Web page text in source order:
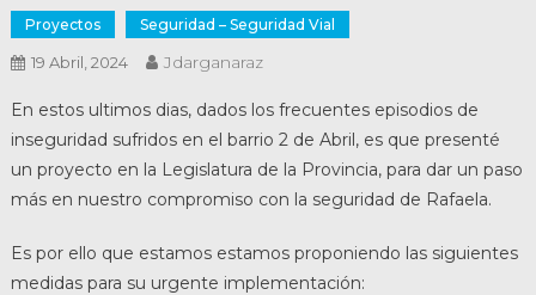
Proyectos Seguridad – Seguridad Vial
19 Abril, 2024 Jdarganaraz
En estos ultimos dias, dados los frecuentes episodios de
inseguridad sufridos en el barrio 2 de Abril, es que presenté
un proyecto en la Legislatura de la Provincia, para dar un paso
más en nuestro compromiso con la seguridad de Rafaela.
Es por ello que estamos estamos proponiendo las siguientes
medidas para su urgente implementación: